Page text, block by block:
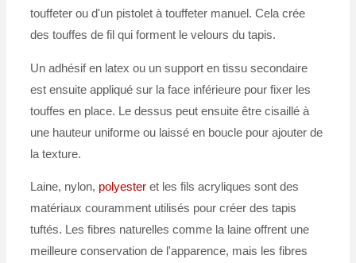
touffeter ou d'un pistolet à touffeter manuel. Cela crée
des touffes de fil qui forment le velours du tapis.
Un adhésif en latex ou un support en tissu secondaire
est ensuite appliqué sur la face inférieure pour fixer les
touffes en place. Le dessus peut ensuite être cisaillé à
une hauteur uniforme ou laissé en boucle pour ajouter de
la texture.
Laine, nylon, polyesteret les fils acryliques sont des
matériaux couramment utilisés pour créer des tapis
tuftés. Les fibres naturelles comme la laine offrent une
meilleure conservation de l'apparence, mais les fibres